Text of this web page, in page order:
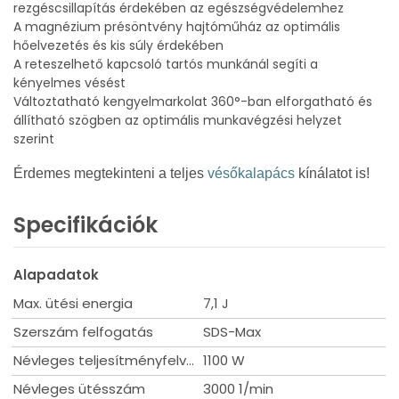
rezgéscsillapítás érdekében az egészségvédelemhez
A magnézium présöntvény hajtóműház az optimális
hőelvezetés és kis súly érdekében
A reteszelhető kapcsoló tartós munkánál segíti a
kényelmes vésést
Változtatható kengyelmarkolat 360°-ban elforgatható és
állítható szögben az optimális munkavégzési helyzet
szerint
Érdemes megtekinteni a teljes vésőkalapács kínálatot is!
Specifikációk
Alapadatok
Max. ütési energia
7,1 J
Szerszám felfogatás
SDS-Max
Névleges teljesítményfelvétel 1100 W
Névleges ütésszám
3000 1/min